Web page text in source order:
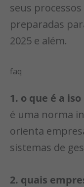
seus
preparadas
2025 e além.
faq
1. o que é a
é uma norma
orienta
sistemas de
2. quais